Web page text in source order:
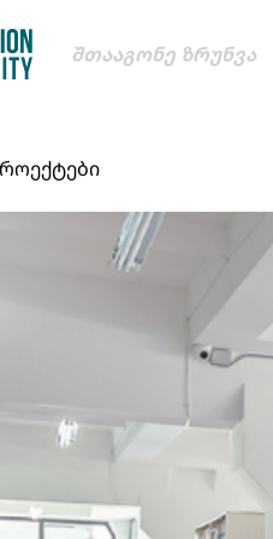
Შთააგონე Ზრუნვა